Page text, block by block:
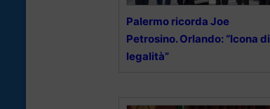
Palermo ricorda Joe
Petrosino. Orlando: “Icona di
legalità”